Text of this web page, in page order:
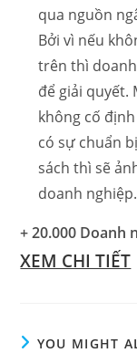
qua nguồn
Bởi vì nếu
trên thì
để giải quyết.
không cố
có sự chuẩn
sách thì sẽ
doanh nghiệp.
+ 20.000 Doanh
XEM CHI TIẾT
YOU MIGHT